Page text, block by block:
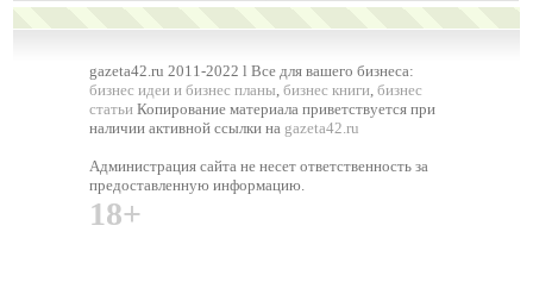
gazeta42.ru 2011-2022 l Все для вашего бизнеса:
бизнес идеи и бизнес планы,бизнес книги,бизнес
статьи Копирование материала приветствуется при
наличии активной ссылки на gazeta42.ru
Администрация сайта не несет ответственность за
предоставленную информацию.
18+